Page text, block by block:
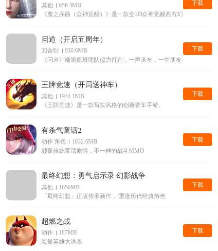
其他
656.3MB
《魔之序曲（众神觉醒）》是一款全3D众神觉醒西方幻想手游。
下载
问道（开启五周年）
回合制
930.6MB
《问道》端游原班团队倾力打造，一声道友，一生朋友
下载
王牌竞速（开局送神车）
其他
1934.1MB
《王牌竞速》是一款写实风格的创新赛车手游。
下载
有杀气童话2
动作 角色
1832.6MB
颠覆传统童话剧情，不一样的战斗MMO
下载
最终幻想：勇气启示录 幻影战争
其他
1650MB
「最终幻想」正版传承新作， 重逄历代经典角色
下载
超燃之战
动作
187MB
海量英雄大逃杀
下载